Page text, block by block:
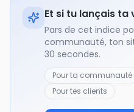
Et si tu lançais ta
Pars de cet indice
communauté, ton
30 secondes.
Pour ta communauté
Pour tes clients